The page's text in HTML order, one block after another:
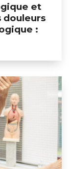
et
douleurs
: